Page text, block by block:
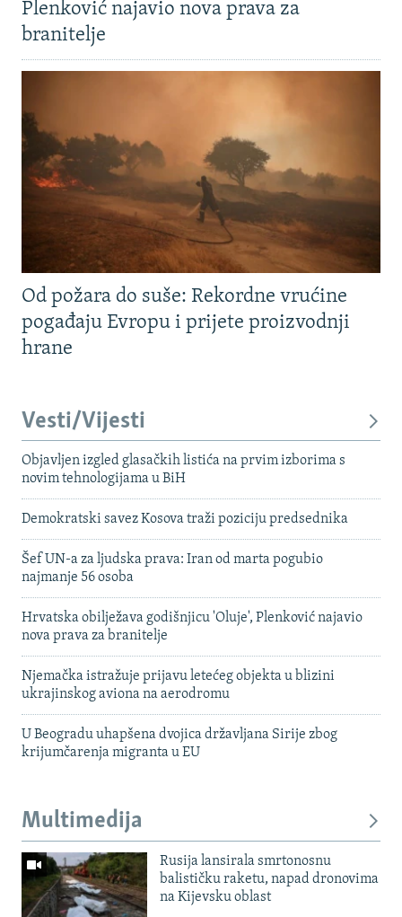
Plenković najavio nova prava za
branitelje
Od požara do suše: Rekordne vrućine
pogađaju Evropu i prijete proizvodnji
hrane
Vesti/Vijesti
Objavljen izgled glasačkih listića na prvim izborima s
novim tehnologijama u BiH
Demokratski savez Kosova traži poziciju predsednika
Šef UN-a za ljudska prava: Iran od marta pogubio
najmanje 56 osoba
Hrvatska obilježava godišnjicu 'Oluje', Plenković najavio
nova prava za branitelje
Njemačka istražuje prijavu letećeg objekta u blizini
ukrajinskog aviona na aerodromu
U Beogradu uhapšena dvojica državljana Sirije zbog
krijumčarenja migranta u EU
Multimedija
Rusija lansirala smrtonosnu
balističku raketu, napad dronovima
na Kijevsku oblast